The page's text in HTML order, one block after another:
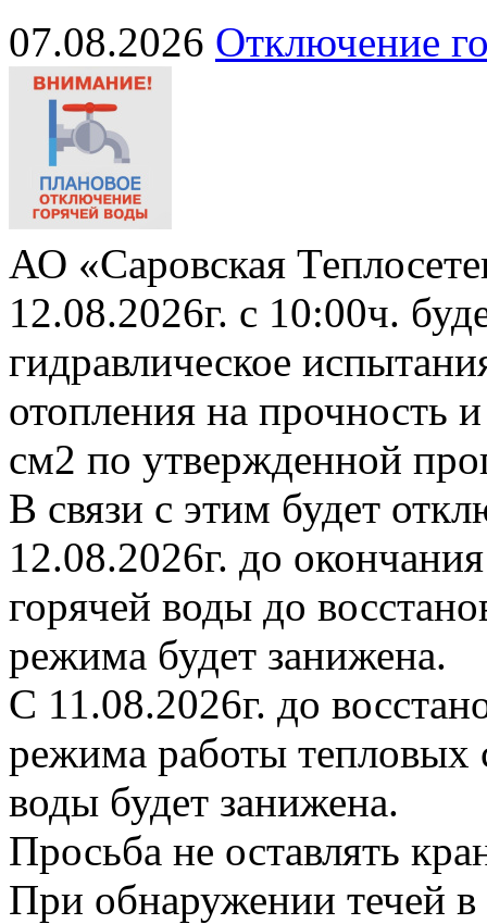
07.08.2026 Отключение
АО «Саровская
12.08.2026г. с 10:00ч.
гидравлическое
отопления на прочность
см2 по утвержденной
В связи с этим будет
12.08.2026г. до
горячей воды до
режима будет занижена.
С 11.08.2026г. до
режима работы тепловых
воды будет занижена.
Просьба не оставлять
При обнаружении течей в